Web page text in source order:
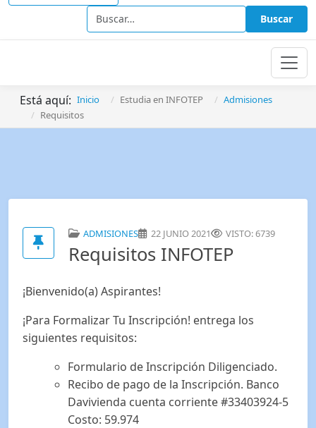
Buscar Buscar
Está aquí: Inicio Estudia en INFOTEP
Admisiones
Requisitos
ADMISIONES 22 JUNIO 2021 VISTO: 6739
Requisitos INFOTEP
¡Bienvenido(a) Aspirantes!
¡Para Formalizar Tu Inscripción! entrega los
siguientes requisitos:
Formulario de Inscripción Diligenciado.
Recibo de pago de la Inscripción. Banco
Davivienda cuenta corriente #33403924-5
Costo: 59.974